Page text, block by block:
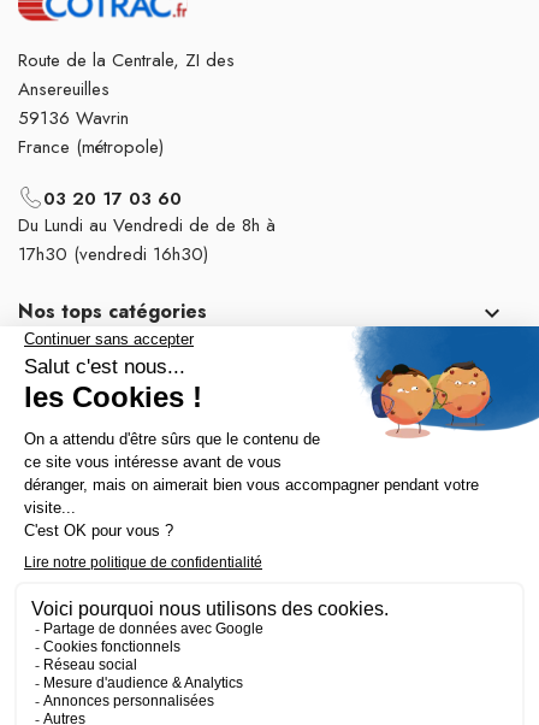
Route de la Centrale, ZI des
Ansereuilles
59136 Wavrin
France (métropole)
03 20 17 03 60
Du Lundi au Vendredi de de 8h à
17h30 (vendredi 16h30)
Nos tops catégories 
Notre société 
Fait avec 💛 par l’agence Wapiti
Politique de confidentialité